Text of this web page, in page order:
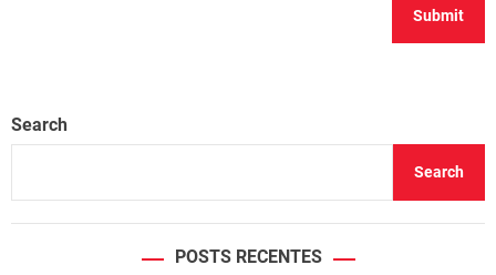
Search
Search
POSTS RECENTES